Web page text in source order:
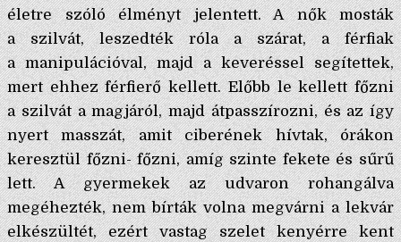
életre szóló élményt jelentett. A nők mosták
a szilvát, leszedték róla a szárat, a férfiak
a manipulációval, majd a keveréssel segítettek,
mert ehhez férfierő kellett. Előbb le kellett főzni
a szilvát a magjáról, majd átpasszírozni, és az így
nyert masszát, amit ciberének hívtak, órákon
keresztül főzni- főzni, amíg szinte fekete és sűrű
lett. A gyermekek az udvaron rohangálva
megéhezték, nem bírták volna megvárni a lekvár
elkészültét, ezért vastag szelet kenyérre kent